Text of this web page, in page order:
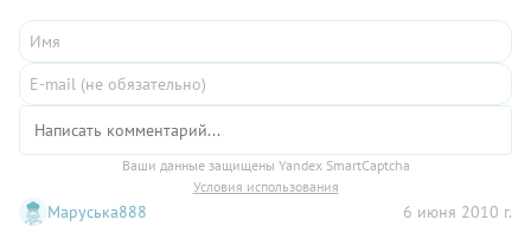
Ваши данные защищены Yandex SmartCaptcha
Условия использования
Маруська888
6 июня 2010 г.